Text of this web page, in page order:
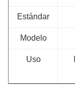
Estándar
Modelo
Uso